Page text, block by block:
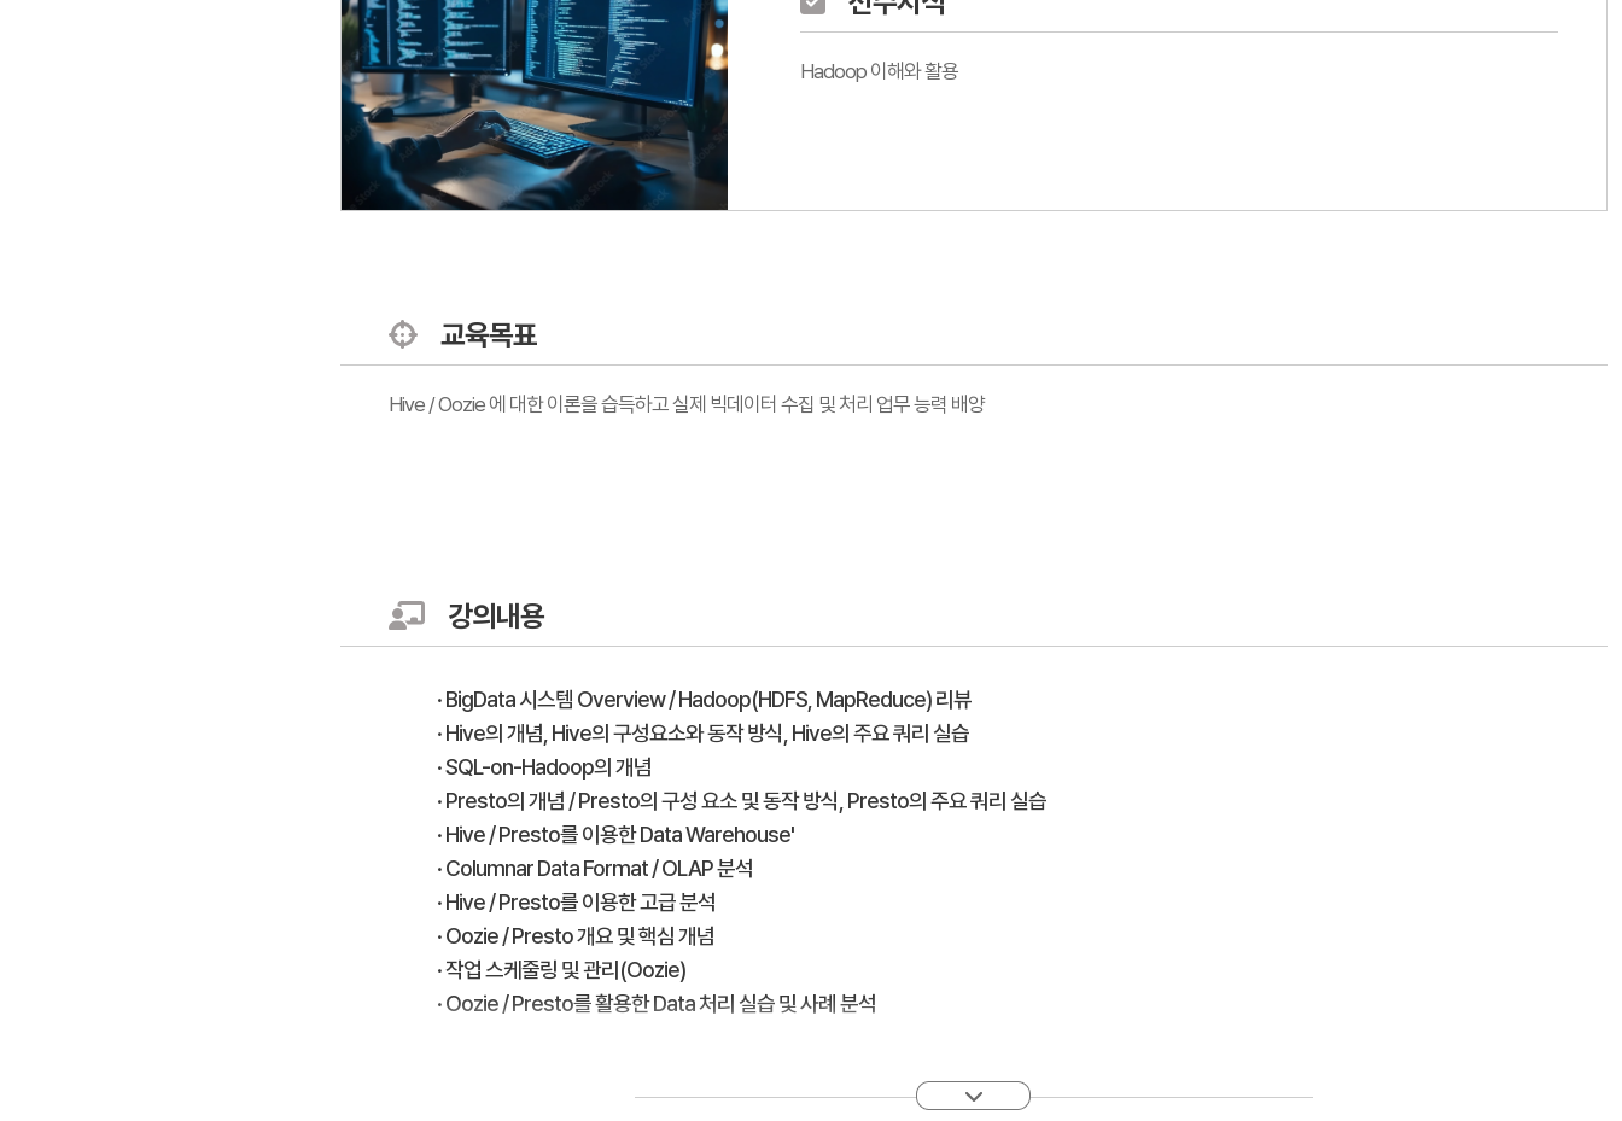
Hadoop 이해와 활용
교육목표
Hive / Oozie 에 대한 이론을 습득하고 실제 빅데이터 수집 및 처리 업무 능력 배양
강의내용
· BigData 시스템 Overview / Hadoop(HDFS, MapReduce) 리뷰
· Hive의 개념, Hive의 구성요소와 동작 방식, Hive의 주요 쿼리 실습
· SQL-on-Hadoop의 개념
· Presto의 개념 / Presto의 구성 요소 및 동작 방식, Presto의 주요 쿼리 실습
· Hive / Presto를 이용한 Data Warehouse'
· Columnar Data Format / OLAP 분석
· Hive / Presto를 이용한 고급 분석
· Oozie / Presto 개요 및 핵심 개념
· 작업 스케줄링 및 관리(Oozie)
· Oozie / Presto를 활용한 Data 처리 실습 및 사례 분석